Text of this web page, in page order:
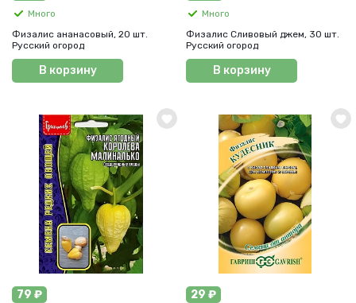
Много
Физалис ананасовый, 20 шт.
Русский огород
В корзину
Много
Физалис Сливовый джем, 30 шт.
Русский огород
В корзину
79 ₽ 29 ₽